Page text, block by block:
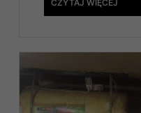
CZYTAJ WIĘCEJ